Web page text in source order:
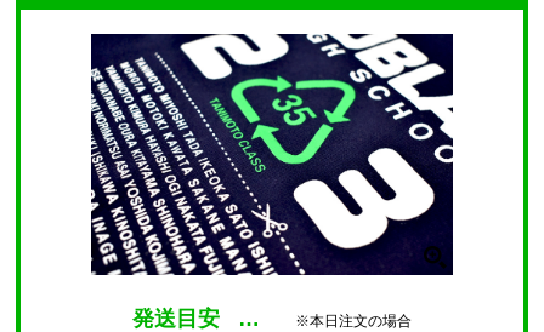
発送目安 … ※本日注文の場合